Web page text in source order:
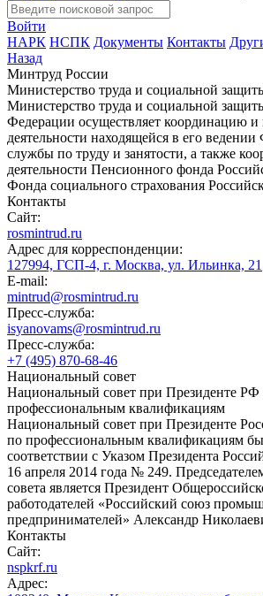
Войти
НАРК НСПК Документы Контакты
Назад
Минтруд России
Министерство труда и социальной
Министерство труда и социальной
Федерации осуществляет координацию и
деятельности находящейся в его ведении
службы по труду и занятости, а также
деятельности Пенсионного фонда
Фонда социального страхования
Контакты
Сайт:
rosmintrud.ru
Адрес для корреспонденции:
127994, ГСП-4, г. Москва, ул. Ильинка, 21
E-mail:
mintrud@rosmintrud.ru
Пресс-служба:
isyanovams@rosmintrud.ru
Пресс-служба:
+7 (495) 870-68-46
Национальный совет
Национальный совет при Президенте РФ
профессиональным квалификациям
Национальный совет при Президенте
по профессиональным квалификациям
соответствии с Указом Президента
16 апреля 2014 года № 249.
совета является Президент
работодателей «Российский союз
предпринимателей» Александр
Контакты
Сайт:
nspkrf.ru
Адрес: